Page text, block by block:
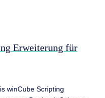
Erweiterung für
winCube Scripting